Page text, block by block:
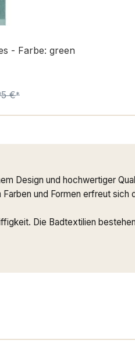
- Farbe: green
Preis:
€*
Design und hochwertiger
und Formen erfreut
Die Badtextilien